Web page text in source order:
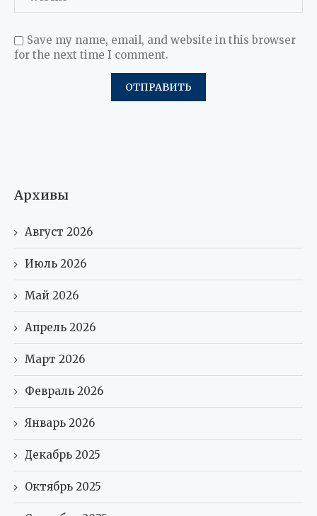
Save my name, email, and website in this browser
for the next time I comment.
Архивы
Август 2026
Июль 2026
Май 2026
Апрель 2026
Март 2026
Февраль 2026
Январь 2026
Декабрь 2025
Октябрь 2025